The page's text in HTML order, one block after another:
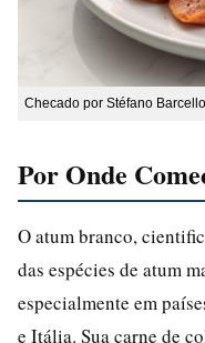
Checado por Stéfano
Por Onde
O atum branco,
das espécies de atum
especialmente em
e Itália. Sua carne de